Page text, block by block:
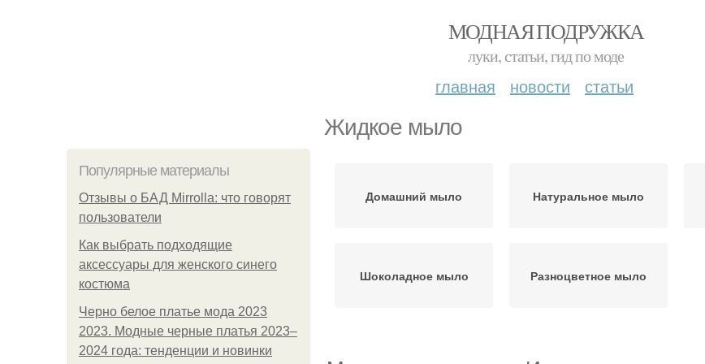
МОДНАЯ ПОДРУЖКА
луки, статьи, гид по моде
главная новости статьи
Жидкое мыло
Популярные материалы
Отзывы о БАД Mirrolla: что говорят
пользователи
Как выбрать подходящие
аксессуары для женского синего
костюма
Черно белое платье мода 2023
2023. Модные черные платья 2023–
2024 года: тенденции и новинки
Домашний мыло Натуральное мыло
Шоколадное мыло Разноцветное мыло